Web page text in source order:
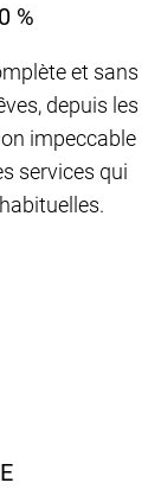
%
et sans
depuis les
impeccable
services qui